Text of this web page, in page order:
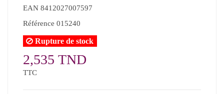
EAN 8412027007597
Référence 015240
Rupture de stock
2,535 TND
TTC